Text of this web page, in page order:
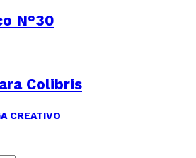
N°30
Colibris
CREATIVO